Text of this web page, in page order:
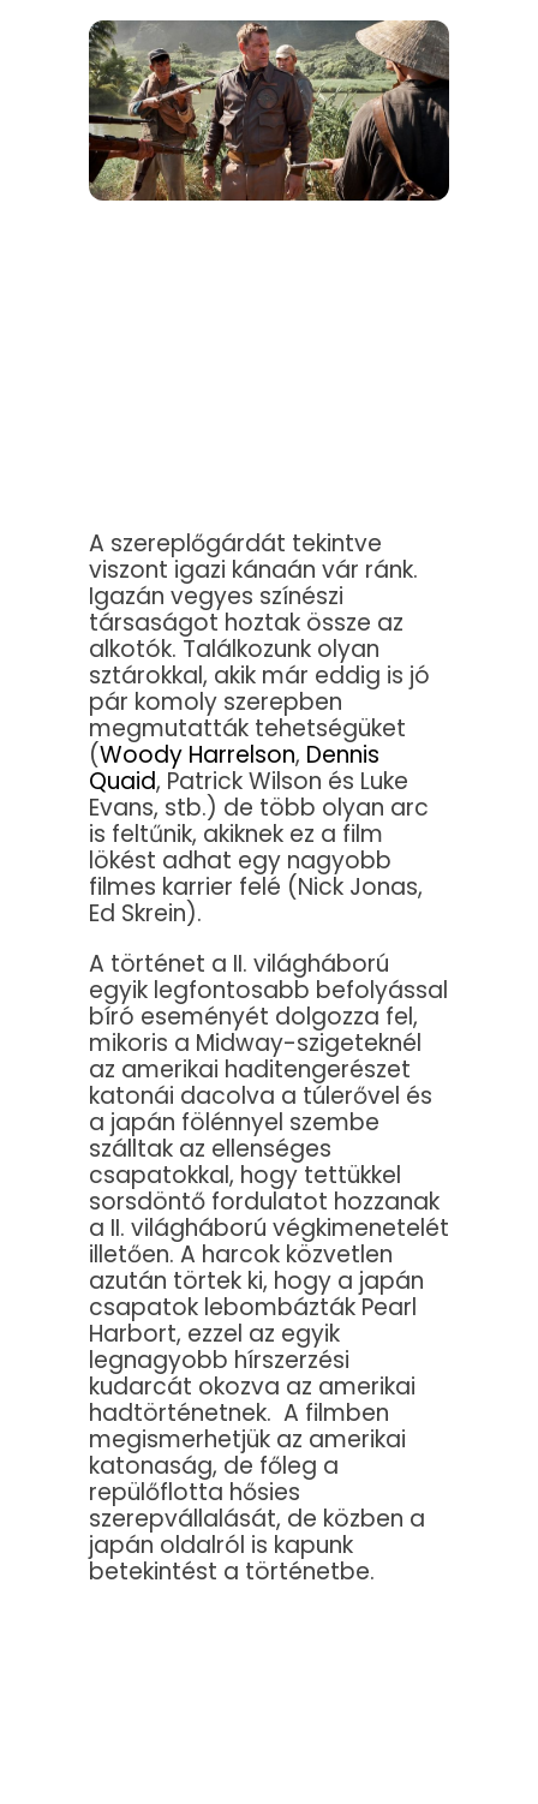
A szereplőgárdát tekintve
viszont igazi kánaán vár ránk.
Igazán vegyes színészi
társaságot hoztak össze az
alkotók. Találkozunk olyan
sztárokkal, akik már eddig is jó
pár komoly szerepben
megmutatták tehetségüket
(Woody Harrelson, Dennis
Quaid, Patrick Wilson és Luke
Evans, stb.) de több olyan arc
is feltűnik, akiknek ez a film
lökést adhat egy nagyobb
filmes karrier felé (Nick Jonas,
Ed Skrein).
A történet a II. világháború
egyik legfontosabb befolyással
bíró eseményét dolgozza fel,
mikoris a Midway-szigeteknél
az amerikai haditengerészet
katonái dacolva a túlerővel és
a japán fölénnyel szembe
szálltak az ellenséges
csapatokkal, hogy tettükkel
sorsdöntő fordulatot hozzanak
a II. világháború végkimenetelét
illetően. A harcok közvetlen
azután törtek ki, hogy a japán
csapatok lebombázták Pearl
Harbort, ezzel az egyik
legnagyobb hírszerzési
kudarcát okozva az amerikai
hadtörténetnek. A filmben
megismerhetjük az amerikai
katonaság, de főleg a
repülőflotta hősies
szerepvállalását, de közben a
japán oldalról is kapunk
betekintést a történetbe.